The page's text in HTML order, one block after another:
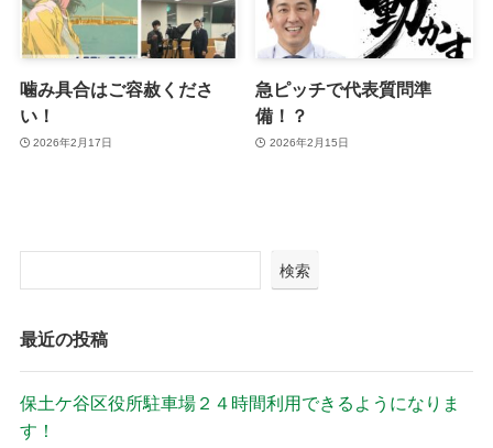
噛み具合はご容赦くださ
い！
2026年2月17日
急ピッチで代表質問準
備！？
2026年2月15日
検索
最近の投稿
保土ケ谷区役所駐車場２４時間利用できるようになりま
す！